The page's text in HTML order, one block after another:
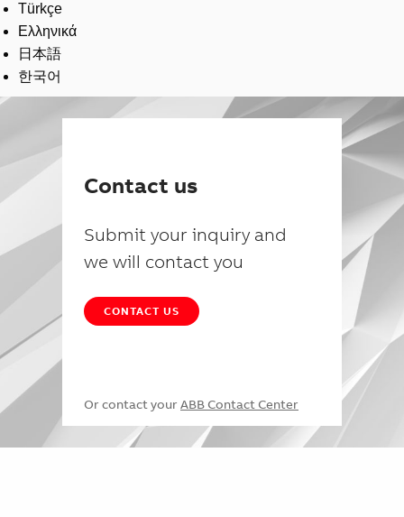
Türkçe
Ελληνικά
日本語
한국어
Contact us
Submit your inquiry and
we will contact you
CONTACT US
Or contact your ABB Contact Center